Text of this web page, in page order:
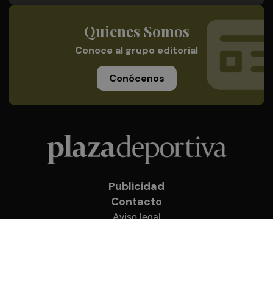
Quienes Somos
Conoce al grupo editorial
Conócenos
Publicidad
Contacto
Aviso legal